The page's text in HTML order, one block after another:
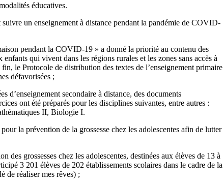
éducatives.
suivre un enseignement à distance pendant la pandémie de COVID-
pendant la COVID-19 » a donné la priorité au contenu des
qui vivent dans les régions rurales et les zones sans accès à
le Protocole de distribution des textes de l’enseignement primaire
défavorisées ;
d’enseignement secondaire à distance, des documents
ont été préparés pour les disciplines suivantes, entre autres :
II, Biologie I.
la prévention de la grossesse chez les adolescentes afin de lutter
grossesses chez les adolescentes, destinées aux élèves de 13 à
3 201 élèves de 202 établissements scolaires dans le cadre de la
de réaliser mes rêves) ;